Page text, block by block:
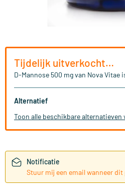
Tijdelijk uitverkocht…
D-Mannose 500 mg van Nova
Alternatief
Toon alle beschikbare
Notificatie
Stuur mij een email wanneer